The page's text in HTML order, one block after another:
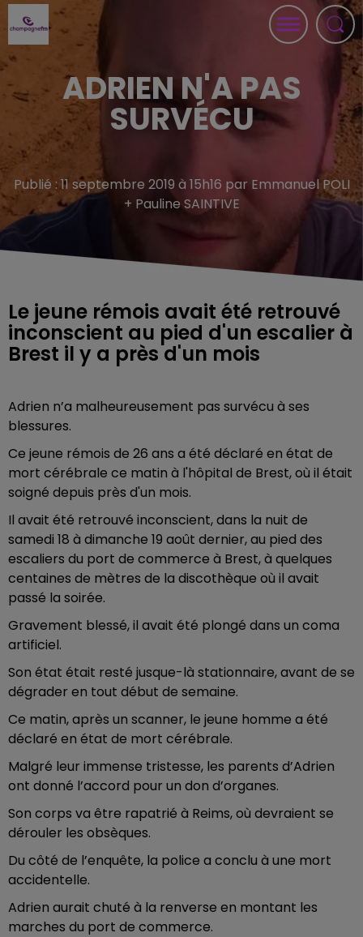
ADRIEN N'A PAS
SURVÉCU
Publié : 11 septembre 2019 à 15h16 par Emmanuel POLI
+ Pauline SAINTIVE
Le jeune rémois avait été retrouvé
inconscient au pied d'un escalier à
Brest il y a près d'un mois
Adrien n’a malheureusement pas survécu à ses
blessures.
Ce jeune rémois de 26 ans a été déclaré en état de
mort cérébrale ce matin à l'hôpital de Brest, où il était
soigné depuis près d'un mois.
Il avait été retrouvé inconscient, dans la nuit de
samedi 18 à dimanche 19 août dernier, au pied des
escaliers du port de commerce à Brest, à quelques
centaines de mètres de la discothèque où il avait
passé la soirée.
Gravement blessé, il avait été plongé dans un coma
artificiel.
Son état était resté jusque-là stationnaire, avant de se
dégrader en tout début de semaine.
Ce matin, après un scanner, le jeune homme a été
déclaré en état de mort cérébrale.
Malgré leur immense tristesse, les parents d’Adrien
ont donné l’accord pour un don d’organes.
Son corps va être rapatrié à Reims, où devraient se
dérouler les obsèques.
Du côté de l’enquête, la police a conclu à une mort
accidentelle.
Adrien aurait chuté à la renverse en montant les
marches du port de commerce.